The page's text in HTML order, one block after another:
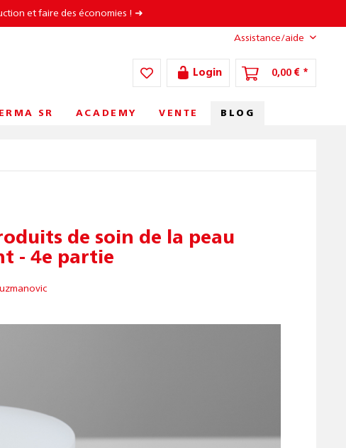
et faire des économies ! ➜
Assistance/aide
Login 0,00 € *
SR ACADEMY VENTE BLOG
de soin de la peau
- 4e partie